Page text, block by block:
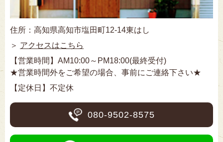
住所：高知県高知市塩田町12-14東はし
＞ アクセスはこちら
【営業時間】AM10:00～PM18:00(最終受付)
★営業時間外をご希望の場合、事前にご連絡下さい★
【定休日】不定休
080-9502-8575